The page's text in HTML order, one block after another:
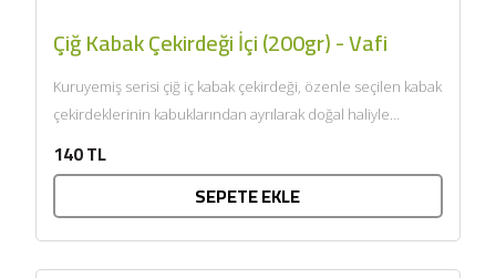
Çiğ Kabak Çekirdeği İçi (200gr) - Vafi
Kuruyemiş serisi çiğ iç kabak çekirdeği, özenle seçilen kabak
çekirdeklerinin kabuklarından ayrılarak doğal haliyle
140 TL
SEPETE EKLE